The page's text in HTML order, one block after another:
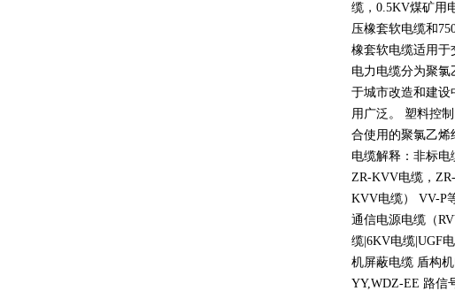
缆， 0.5KV煤矿用
压橡套软电缆和
橡套软电缆适用于
电力电缆分为聚氯
于城市改造和建设
用广泛。 塑料控
合使用的聚氯乙烯
电缆解释：非标
ZR-KVV电缆，
KVV电缆） VV-P
通信电源电缆（
缆 |6KV电缆 |UGF
机屏蔽电缆 盾构
YY,WDZ-EE 路信